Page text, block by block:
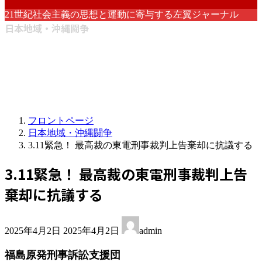
21世紀社会主義の思想と運動に寄与する左翼ジャーナル
日本地域・沖縄闘争
フロントページ
日本地域・沖縄闘争
3.11緊急！ 最高裁の東電刑事裁判上告棄却に抗議する
3.11緊急！ 最高裁の東電刑事裁判上告
棄却に抗議する
2025年4月2日 終
新
2025年4月2日 admin
福島原発刑事訴訟支援団